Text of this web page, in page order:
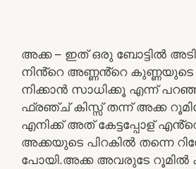
അക്ക – ഇത് ഒരു ബോട്ടിൽ
നിൻ്റെ അണ്ണൻ്റെ കുണ്ണയുടെ
നിക്കാൻ സാധിക്കൂ എന്ന്
ഫ്രഞ്ച് കിസ്സ് തന്ന് അക്ക
എനിക്ക് അത് കേട്ടപ്പോള്
അക്കയുടെ പിറകിൽ തന്നെ
പോയി.അക്ക അവരുടേ റൂമിൽ